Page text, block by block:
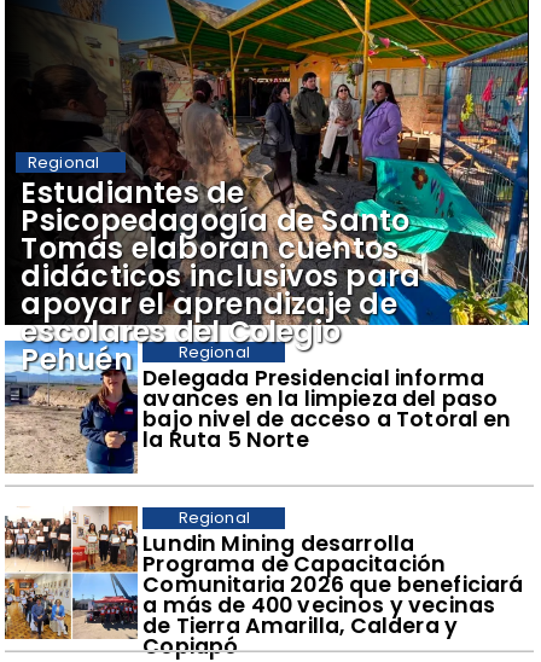
​Delegada Presidencial informa
avances en la limpieza del paso
bajo nivel de acceso a Totoral en
la Ruta 5 Norte
Regional
​Lundin Mining desarrolla
Programa de Capacitación
Comunitaria 2026 que beneficiará
a más de 400 vecinos y vecinas
de Tierra Amarilla, Caldera y
Copiapó
Regional
​Estudiantes de
Psicopedagogía de Santo
Tomás elaboran cuentos
didácticos inclusivos para
apoyar el aprendizaje de
escolares del Colegio
Pehuén
Regional